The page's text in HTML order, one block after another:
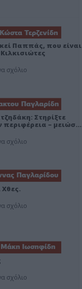
Παππάς, που είναι
σχόλιο
Στηρίξτε
περιφέρεια – μειώσ…
σχόλιο
σχόλιο
σχόλιο